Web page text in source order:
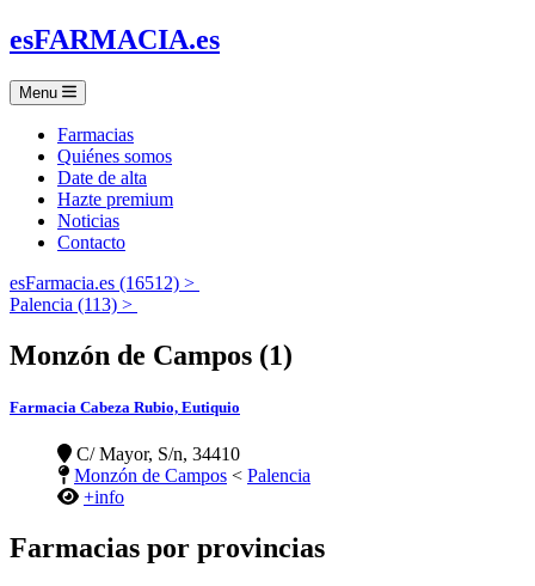
esFARMACIA.es
Menu
Farmacias
Quiénes somos
Date de alta
Hazte premium
Noticias
Contacto
esFarmacia.es (16512) >
Palencia (113) >
Monzón de Campos (1)
Farmacia Cabeza Rubio, Eutiquio
C/ Mayor, S/n, 34410
Monzón de Campos < Palencia
+info
Farmacias por provincias